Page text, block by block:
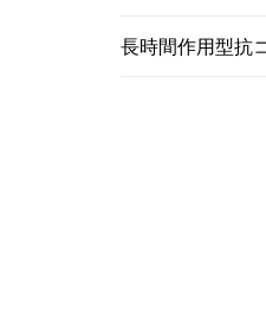
長時間作用型抗